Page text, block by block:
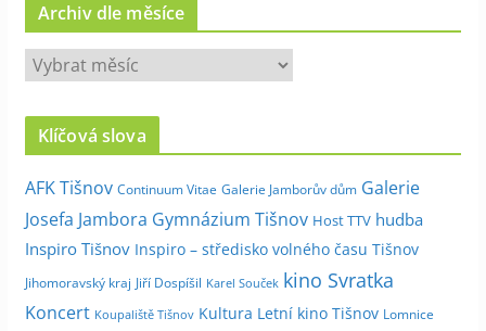
Archiv dle měsíce
A
c
v
d
l
e
m
Klíčová slova
AFK Tišnov Continuum Vitae Galerie Jamborův dům Galerie
Josefa Jambora Gymnázium Tišnov Host TTV hudba
Inspiro Tišnov Inspiro – středisko volného času Tišnov
Jihomoravský kraj Jiří Dospíšil Karel Souček kino Svratka
Koncert Koupaliště Tišnov Kultura Letní kino Tišnov Lomnice